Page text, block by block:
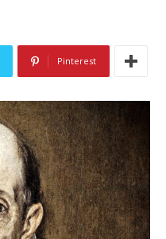
Pinterest